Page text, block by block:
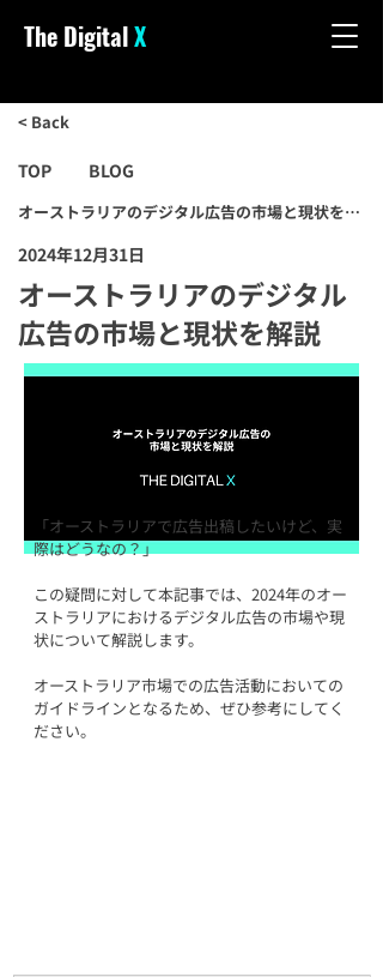
The DigitalX
< Back
TOP BLOG
オーストラリアのデジタル広告の市場と現状を解説
2024年12月31日
オーストラリアのデジタル
広告の市場と現状を解説
「オーストラリアで広告出稿したいけど、実
際はどうなの？」
この疑問に対して本記事では、2024年のオー
ストラリアにおけるデジタル広告の市場や現
状について解説します。
オーストラリア市場での広告活動においての
ガイドラインとなるため、ぜひ参考にしてく
ださい。